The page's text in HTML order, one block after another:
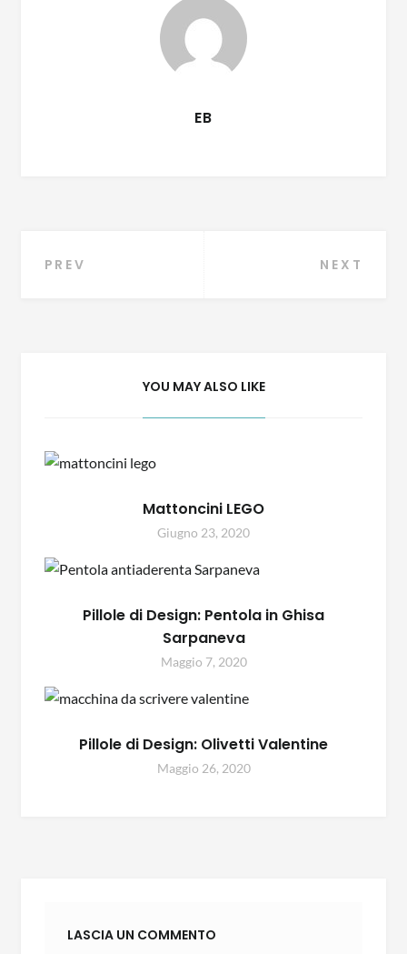
EB
PREV NEXT
YOU MAY ALSO LIKE
Mattoncini LEGO
Giugno 23, 2020
Pillole di Design: Pentola in Ghisa
Sarpaneva
Maggio 7, 2020
Pillole di Design: Olivetti Valentine
Maggio 26, 2020
LASCIA UN COMMENTO